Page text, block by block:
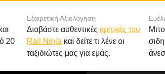
20
Εξαιρετική Αξιολόγηση
Διαβάστε αυθεντικές κριτικές του
Rail Ninja και δείτε τι λένε οι
ταξιδιώτες μας για εμάς.